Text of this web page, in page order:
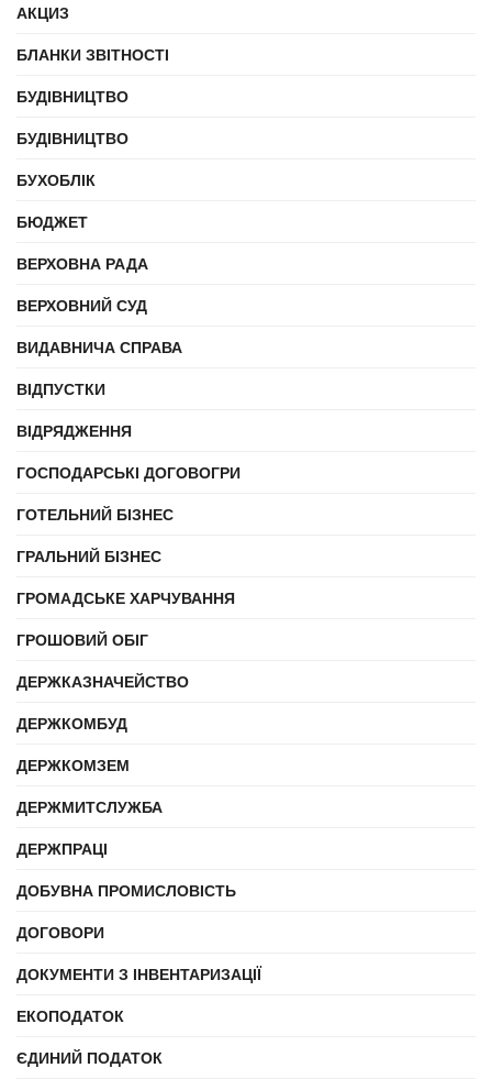
АКЦИЗ
БЛАНКИ ЗВІТНОСТІ
БУДІВНИЦТВО
БУДІВНИЦТВО
БУХОБЛІК
БЮДЖЕТ
ВЕРХОВНА РАДА
ВЕРХОВНИЙ СУД
ВИДАВНИЧА СПРАВА
ВІДПУСТКИ
ВІДРЯДЖЕННЯ
ГОСПОДАРСЬКІ ДОГОВОГРИ
ГОТЕЛЬНИЙ БІЗНЕС
ГРАЛЬНИЙ БІЗНЕС
ГРОМАДСЬКЕ ХАРЧУВАННЯ
ГРОШОВИЙ ОБІГ
ДЕРЖКАЗНАЧЕЙСТВО
ДЕРЖКОМБУД
ДЕРЖКОМЗЕМ
ДЕРЖМИТСЛУЖБА
ДЕРЖПРАЦІ
ДОБУВНА ПРОМИСЛОВІСТЬ
ДОГОВОРИ
ДОКУМЕНТИ З ІНВЕНТАРИЗАЦІЇ
ЕКОПОДАТОК
ЄДИНИЙ ПОДАТОК